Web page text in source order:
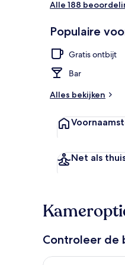
Alle 188
Populaire
Gratis ontbijt
Bar
Alles bekijken
Net als
Controleer de
De